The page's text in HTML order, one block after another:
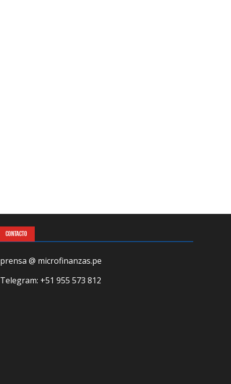
CONTACTO
prensa @ microfinanzas.pe
Telegram: +51 955 573 812